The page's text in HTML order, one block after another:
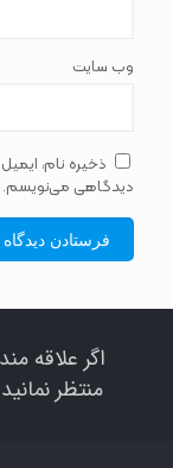
وب‌ سایت
ذخیره نام،
دیدگاهی می‌نویسم.
اگر علاقه
منتظر